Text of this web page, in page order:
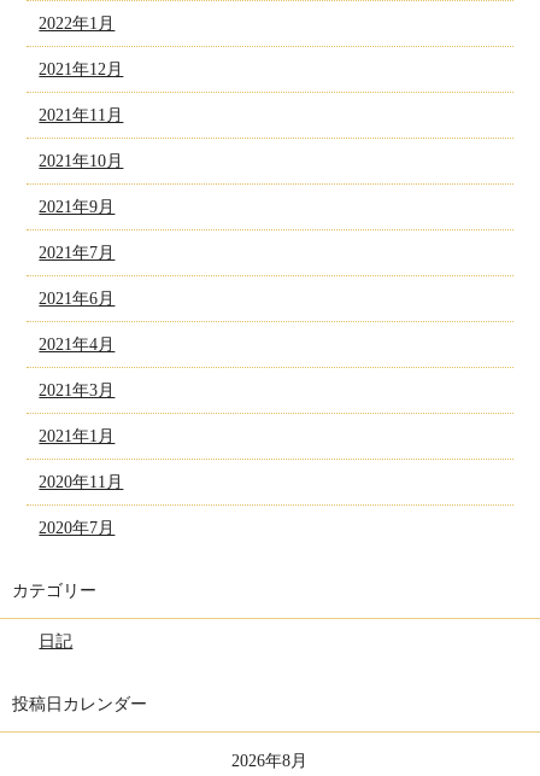
2022年1月
2021年12月
2021年11月
2021年10月
2021年9月
2021年7月
2021年6月
2021年4月
2021年3月
2021年1月
2020年11月
2020年7月
カテゴリー
日記
投稿日カレンダー
2026年8月